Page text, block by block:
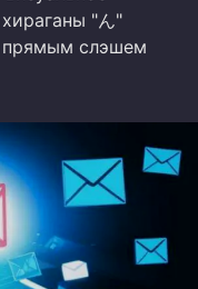
"ん"
слэшем